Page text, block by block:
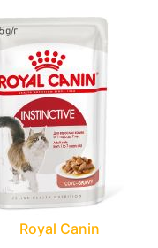
Royal Canin